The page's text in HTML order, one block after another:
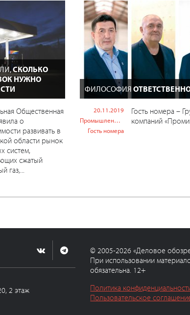
СКОЛЬКО
НУЖНО
Общественная
о
развивать в
области рынок
систем,
сжатый
газ,...
ФИЛОСОФИЯ
20.11.2019
Промышленность
Гость номера
Гость номера –
компаний
2 этаж
© 2005-2026 «Деловое
При использовании
обязательна. 12+
Политика
Пользовательское